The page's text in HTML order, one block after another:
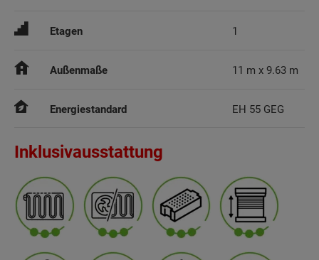
Etagen 1
Außenmaße 11 m x 9.63 m
Energiestandard EH 55 GEG
Inklusivausstattung